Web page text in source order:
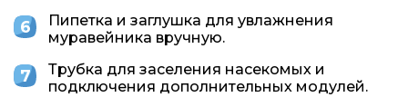
Пипетка и заглушка для увлажнения
муравейника вручную.
Трубка для заселения насекомых и
подключения дополнительных модулей.